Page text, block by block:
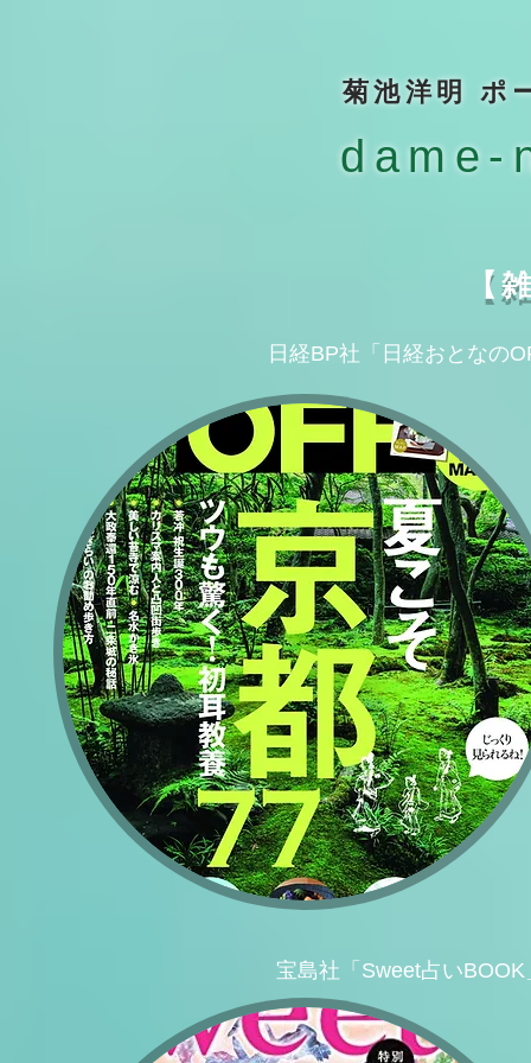
菊池洋明 ポ
【
日経BP社「日経おとなの
宝島社「Sweet占いBOOK